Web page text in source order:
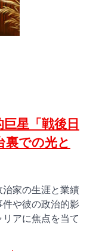
星「戦後日
裏での光と
家の生涯と業績
や彼の政治的影
アに焦点を当て